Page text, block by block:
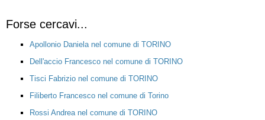
Forse cercavi...
Apollonio Daniela nel comune di TORINO
Dell'accio Francesco nel comune di TORINO
Tisci Fabrizio nel comune di TORINO
Filiberto Francesco nel comune di Torino
Rossi Andrea nel comune di TORINO